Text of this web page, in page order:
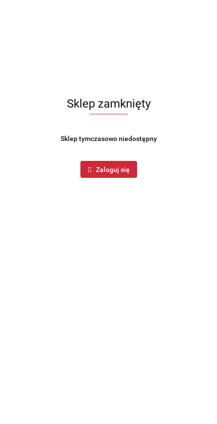
Sklep zamknięty
Sklep tymczasowo niedostępny
Zaloguj się